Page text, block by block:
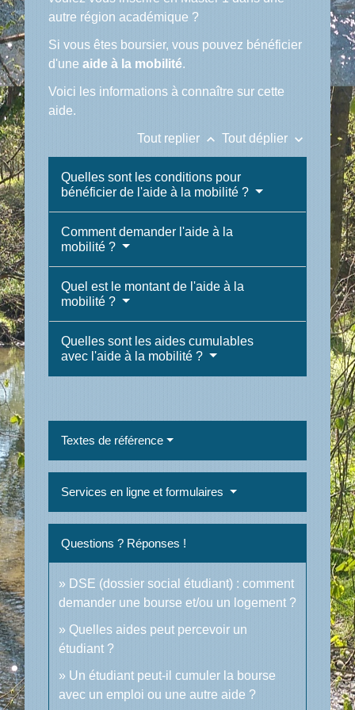
autre région académique ?
Si vous êtes boursier, vous pouvez bénéficier
d'uneaide à la mobilité.
Voici les informations à connaître sur cette
aide.
Tout replier keyboard_arrow_up Tout déplier keyboard_arrow_down
Quelles sont les conditions pour
bénéficier de l'aide à la mobilité ?
Comment demander l'aide à la
mobilité ?
Quel est le montant de l'aide à la
mobilité ?
Quelles sont les aides cumulables
avec l'aide à la mobilité ?
Textes de référence
Services en ligne et formulaires
Questions ? Réponses !
DSE (dossier social étudiant) : comment
demander une bourse et/ou un logement ?
Quelles aides peut percevoir un
étudiant ?
Un étudiant peut-il cumuler la bourse
avec un emploi ou une autre aide ?